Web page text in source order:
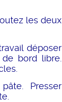
les deux
déposer
bord libre.
Presser